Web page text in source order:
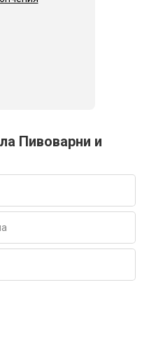
Пивоварни и